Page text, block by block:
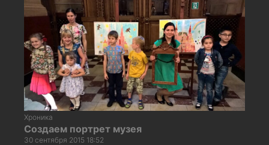
Хроника
Создаем портрет музея
30 сентября 2015 18:52